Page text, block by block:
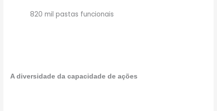
820 mil pastas funcionais
A diversidade da capacidade de ações